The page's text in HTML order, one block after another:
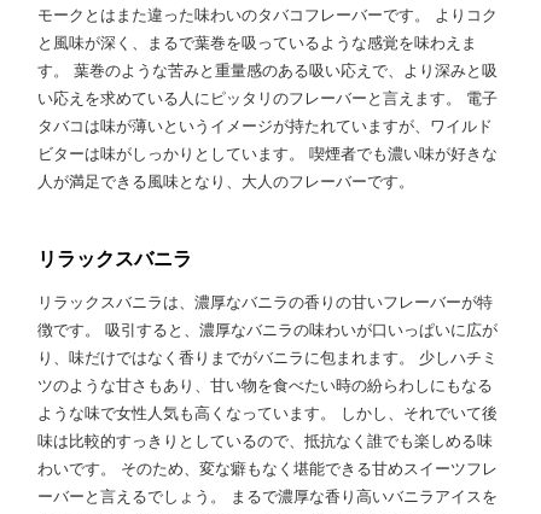
モークとはまた違った味わいのタバコフレーバーです。 よりコク
と風味が深く、まるで葉巻を吸っているような感覚を味わえま
す。 葉巻のような苦みと重量感のある吸い応えで、より深みと吸
い応えを求めている人にピッタリのフレーバーと言えます。 電子
タバコは味が薄いというイメージが持たれていますが、ワイルド
ビターは味がしっかりとしています。 喫煙者でも濃い味が好きな
人が満足できる風味となり、大人のフレーバーです。
リラックスバニラ
リラックスバニラは、濃厚なバニラの香りの甘いフレーバーが特
徴です。 吸引すると、濃厚なバニラの味わいが口いっぱいに広が
り、味だけではなく香りまでがバニラに包まれます。 少しハチミ
ツのような甘さもあり、甘い物を食べたい時の紛らわしにもなる
ような味で女性人気も高くなっています。 しかし、それでいて後
味は比較的すっきりとしているので、抵抗なく誰でも楽しめる味
わいです。 そのため、変な癖もなく堪能できる甘めスイーツフレ
ーバーと言えるでしょう。 まるで濃厚な香り高いバニラアイスを